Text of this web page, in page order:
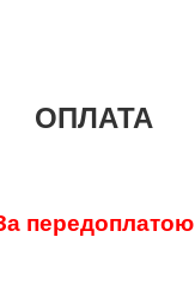
ОПЛАТА
передоплатою